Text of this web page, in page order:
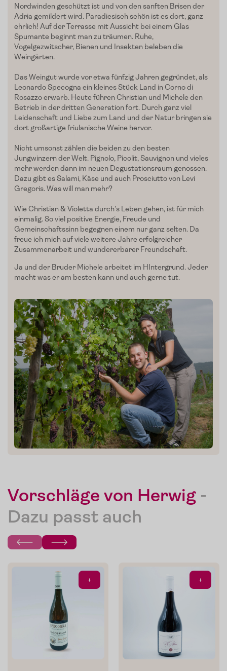
Zum Shop
Edelgreissler
Verkostungen
Slow Food
Blog
Presse
Kontakt
Login
Nordwinden geschützt ist und von den sanften Brisen der
Adria gemildert wird. Paradiesisch schön ist es dort, ganz
ehrlich! Auf der Terrasse mit Aussicht bei einem Glas
Spumante beginntman zu träumen. Ruhe,
Vogelgezwitscher, Bienen und Insekten beleben die
Weingärten.
Das Weingut wurde vor etwa fünfzig Jahren gegründet, als
LeonardoSpecogna ein kleines Stück Land inCorno di
Rosazzoerwarb. Heute führen Christian und Michele den
Betrieb in der dritten Generation fort. Durch ganz viel
Leidenschaft und Liebe zum Land und der Natur bringen sie
dort großartige friulanische Weine hervor.
Nicht umsonst zählen die beiden zu den besten
Jungwinzern der Welt. Pignolo, Picolit, Sauvignon und vieles
mehr werden dann im neuen Degustationsraum genossen.
Dazu gibt es Salami, Käse und auch Prosciutto von Levi
Gregoris. Was will man mehr?
Wie Christian & Violetta durch's Lebengehen, ist für mich
einmalig. So viel positive Energie, Freude und
Gemeinschaftssinn begegnen einem nur ganz selten. Da
freue ich mich auf viele weitere Jahre erfolgreicher
Zusammenarbeit und wundererbarer Freundschaft.
Ja und der Bruder Michele arbeitet im HIntergrund. Jeder
macht was er am besten kann und auch gerne tut.
Vorschläge von Herwig-
Dazu passt auch
+ +
Mein Liebling:
Sonnengeküsste To
maten
von
De
Die Pomodorini und das Tomaten-Olivenöl zum Verfeinern
Im Shop ansehen